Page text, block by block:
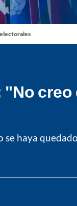
creo
haya